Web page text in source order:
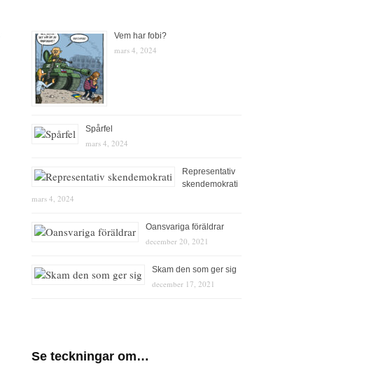
Vem har fobi?
mars 4, 2024
Spårfel
mars 4, 2024
Representativ
skendemokrati
mars 4, 2024
Oansvariga föräldrar
december 20, 2021
Skam den som ger sig
december 17, 2021
Se teckningar om…